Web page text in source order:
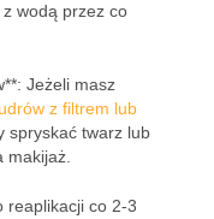
wodą przez co
Jeżeli masz
z filtrem lub
spryskać twarz lub
makijaż.
reaplikacji co 2-3